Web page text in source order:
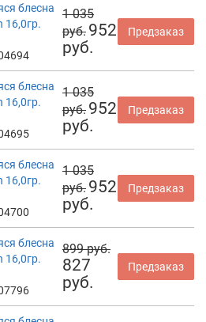
блесна
16,0гр.
1 035
руб. 952
руб.
Предзаказ
блесна
16,0гр.
1 035
руб. 952
руб.
Предзаказ
блесна
16,0гр.
1 035
руб. 952
руб.
Предзаказ
блесна
16,0гр.
899 руб.
827
руб.
Предзаказ